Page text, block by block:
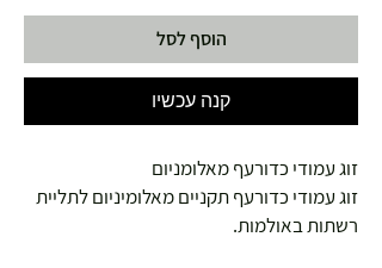
הוסף לסל
קנה עכשיו
זוג עמודי כדורעף מאלומניום
זוג עמודי כדורעף תקניים מאלומיניום לתליית
רשתות באולמות.